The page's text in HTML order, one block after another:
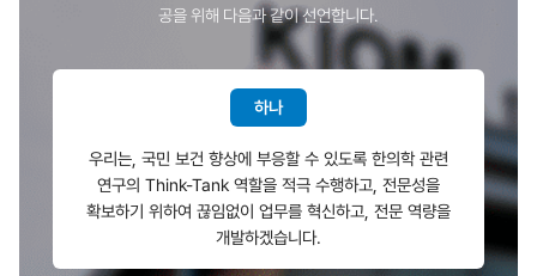
공을 위해 다음과 같이 선언합니다.
하나
우리는, 국민 보건 향상에 부응할 수 있도록 한의학 관련
연구의 Think-Tank 역할을 적극 수행하고, 전문성을
확보하기 위하여 끊임없이 업무를 혁신하고, 전문 역량을
개발하겠습니다.